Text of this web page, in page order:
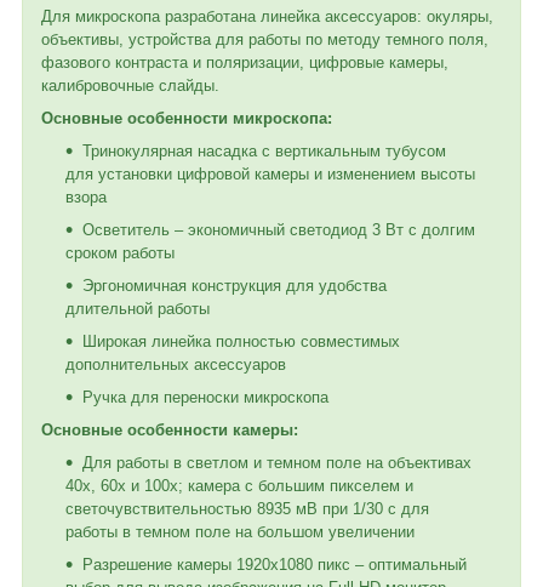
Для микроскопа разработана линейка аксессуаров: окуляры,
объективы, устройства для работы по методу темного поля,
фазового контраста и поляризации, цифровые камеры,
калибровочные слайды.
Основные особенности микроскопа:
Тринокулярная насадка с вертикальным тубусом
для установки цифровой камеры и изменением высоты
взора
Осветитель – экономичный светодиод 3 Вт с долгим
сроком работы
Эргономичная конструкция для удобства
длительной работы
Широкая линейка полностью совместимых
дополнительных аксессуаров
Ручка для переноски микроскопа
Основные особенности камеры:
Для работы в светлом и темном поле на объективах
40х, 60х и 100х; камера с большим пикселем и
светочувствительностью 8935 мВ при 1/30 с для
работы в темном поле на большом увеличении
Разрешение камеры 1920x1080 пикс – оптимальный